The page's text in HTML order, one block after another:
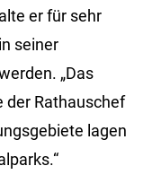
er für sehr
seiner
„Das
der Rathauschef
lagen